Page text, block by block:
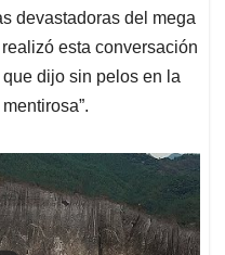
devastadoras del mega
esta conversación
dijo sin pelos en la